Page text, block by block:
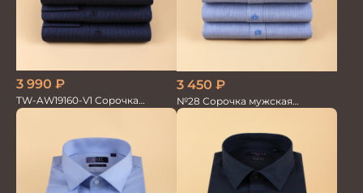
3 990 ₽
TW-AW19160-V1 Сорочка
мужская
3 450 ₽
№28 Сорочка мужская
кор.рукав